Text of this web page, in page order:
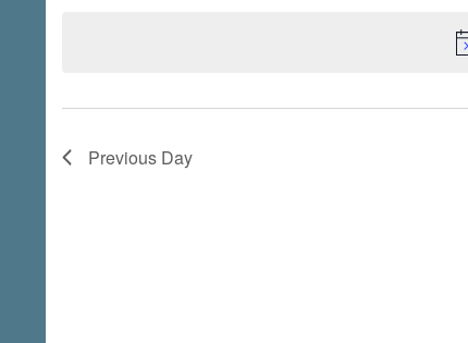
Previous Day